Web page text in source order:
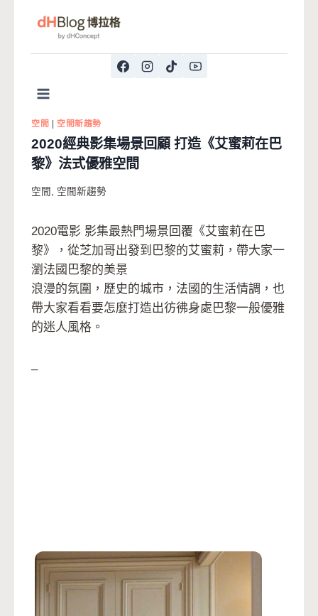
《艾蜜莉在巴黎》法式優雅空間
空間 | 空間新趨勢
2020經典影集場景回顧 打造《艾蜜莉在巴
黎》法式優雅空間
空間 , 空間新趨勢
2020電影 影集最熱門場景回覆《艾蜜莉在巴
黎》，從芝加哥出發到巴黎的艾蜜莉，帶大家一
瀏法國巴黎的美景
浪漫的氛圍，歷史的城市，法國的生活情調，也
帶大家看看要怎麼打造出彷彿身處巴黎一般優雅
的迷人風格。
–